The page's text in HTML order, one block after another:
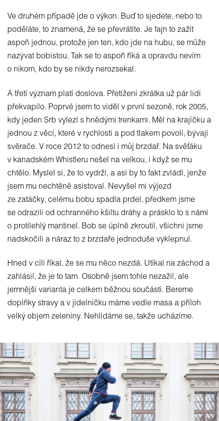
Ve druhém případě jde o výkon. Buď to sjedete, nebo to
poděláte, to znamená, že se převrátíte. Je fajn to zažít
aspoň jednou, protože jen ten, kdo jde na hubu, se může
nazývat bobistou. Tak se to aspoň říká a opravdu nevím
o nikom, kdo by se nikdy nerozsekal.
A třetí význam platí doslova. Přetížení zkrátka už pár lidí
překvapilo. Poprvé jsem to viděl v první sezoně, rok 2005,
kdy jeden Srb vylezl s hnědými trenkami. Měl na krajíčku a
jednou z věcí, které v rychlosti a pod tlakem povolí, bývají
svěrače. V roce 2012 to odnesl i můj brzdař. Na svěťáku
v kanadském Whistleru nešel na velkou, i když se mu
chtělo. Myslel si, že to vydrží, a asi by to fakt zvládl, jenže
jsem mu nechtěně asistoval. Nevyšel mi výjezd
ze zatáčky, celému bobu spadla prdel, předkem jsme
se odrazili od ochranného kšiltu dráhy a prásklo to s námi
o protilehlý mantinel. Bob se úplně zkroutil, všichni jsme
nadskočili a náraz to z brzdaře jednoduše vyklepnul.
Hned v cíli říkal, že se mu něco nezdá. Utíkal na záchod a
zahlásil, že je to tam. Osobně jsem tohle nezažil, ale
jemnější varianta je celkem běžnou součástí. Bereme
doplňky stravy a v jídelníčku máme vedle masa a příloh
velký objem zeleniny. Nehlídáme se, takže ucházíme.